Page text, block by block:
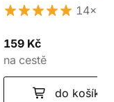
14×
159 Kč
na cestě
do košíku